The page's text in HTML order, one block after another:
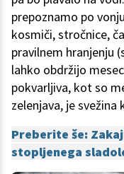
prepoznamo po
kosmiči, stročnice,
pravilnem hranjenju
lahko obdržijo
pokvarljiva, kot so
zelenjava, je svežina
Preberite še:
stopljenega